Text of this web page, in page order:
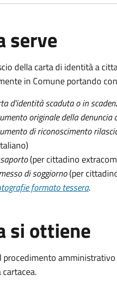
serve
della carta di identità a
in Comune portando
d'identità scaduta o in
originale della
di riconoscimento
(per cittadino
di soggiorno(per
formato tessera.
si ottiene
procedimento